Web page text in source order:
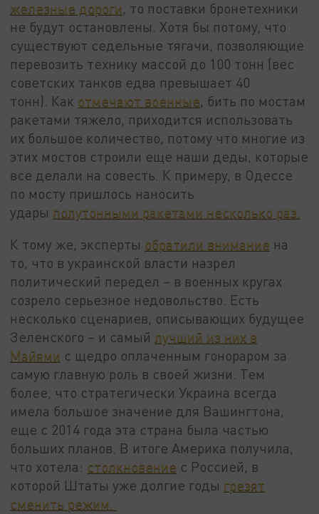
железные дороги, то поставки бронетехники
не будут остановлены. Хотя бы потому, что
существуют седельные тягачи, позволяющие
перевозить технику массой до 100 тонн (вес
советских танков едва превышает 40
тонн). Как отмечают военные, бить по мостам
ракетами тяжело, приходится использовать
их большое количество, потому что многие из
этих мостов строили еще наши деды, которые
все делали на совесть. К примеру, в Одессе
по мосту пришлось наносить
удары полутонными ракетами несколько раз.
К тому же, эксперты обратили внимание на
то, что в украинской власти назрел
политический передел – в военных кругах
созрело серьезное недовольство. Есть
несколько сценариев, описывающих будущее
Зеленского – и самый лучший из них в
Майями с щедро оплаченным гонораром за
самую главную роль в своей жизни. Тем
более, что стратегически Украина всегда
имела большое значение для Вашингтона,
еще с 2014 года эта страна была частью
больших планов. В итоге Америка получила,
что хотела: столкновение с Россией, в
которой Штаты уже долгие годы грезят
сменить режим.